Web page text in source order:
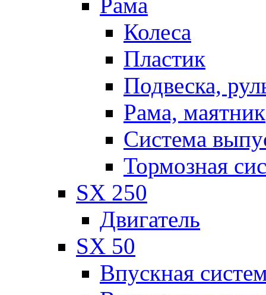
Колеса
Пластик
Подвеска,
Рама, маятник
Система
Тормозная
SX 250
Двигатель
SX 50
Впускная